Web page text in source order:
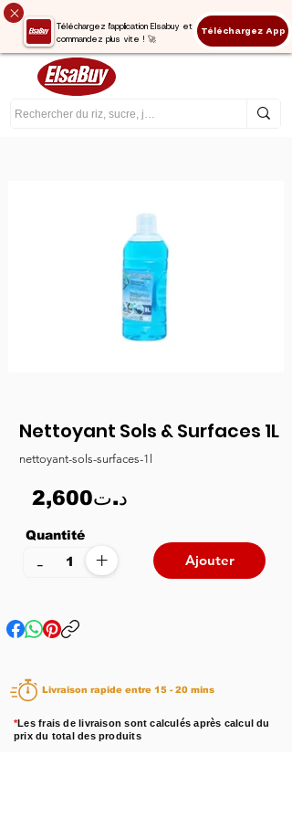
Téléchargez l'application Elsabuy et
commandez plus vite ! 🚀
Téléchargez App
Nettoyant Sols & Surfaces 1L
nettoyant-sols-surfaces-1l
2,600د.ت
Quantité
+
- Ajouter
Livraison rapide entre 15 - 20 mins
*Les frais de livraison sont calculés après calcul du
prix du total des produits